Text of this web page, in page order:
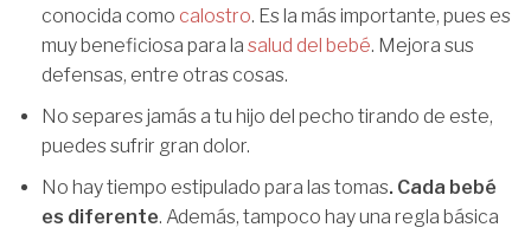
conocida como calostro. Es la más importante, pues es
muy beneficiosa para la salud del bebé. Mejora sus
defensas, entre otras cosas.
No separes jamás a tu hijo del pecho tirando de este,
puedes sufrir gran dolor.
No hay tiempo estipulado para las tomas. Cada bebé
es diferente. Además, tampoco hay una regla básica